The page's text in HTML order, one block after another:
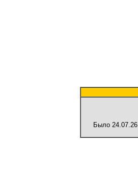
Было 24.07.26